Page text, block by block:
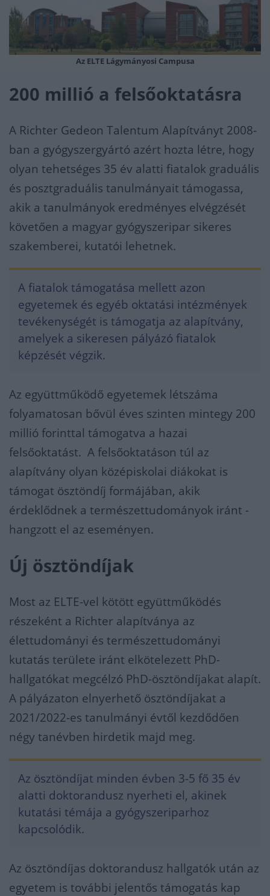
Az ELTE Lágymányosi Campusa
200 millió a felsőoktatásra
A Richter Gedeon Talentum Alapítványt 2008-
ban a gyógyszergyártó azért hozta létre, hogy
olyan tehetséges 35 év alatti fiatalok graduális
és posztgraduális tanulmányait támogassa,
akik a tanulmányok eredményes elvégzését
követően a magyar gyógyszeripar sikeres
szakemberei, kutatói lehetnek.
A fiatalok támogatása mellett azon
egyetemek és egyéb oktatási intézmények
tevékenységét is támogatja az alapítvány,
amelyek a sikeresen pályázó fiatalok
képzését végzik.
Az együttműködő egyetemek létszáma
folyamatosan bővül éves szinten mintegy 200
millió forinttal támogatva a hazai
felsőoktatást. A felsőoktatáson túl az
alapítvány olyan középiskolai diákokat is
támogat ösztöndíj formájában, akik
érdeklődnek a természettudományok iránt -
hangzott el az eseményen.
Új ösztöndíjak
Most az ELTE-vel kötött együttműködés
részeként a Richter alapítványa az
élettudományi és természettudományi
kutatás területe iránt elkötelezett PhD-
hallgatókat megcélzó PhD-ösztöndíjakat alapít.
A pályázaton elnyerhető ösztöndíjakat a
2021/2022-es tanulmányi évtől kezdődően
négy tanévben hirdetik majd meg.
Az ösztöndíjat minden évben 3-5 fő 35 év
alatti doktorandusz nyerheti el, akinek
kutatási témája a gyógyszeriparhoz
kapcsolódik.
Az ösztöndíjas doktorandusz hallgatók után az
egyetem is további jelentős támogatás kap